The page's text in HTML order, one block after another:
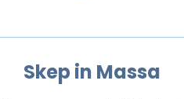
Skep in Massa